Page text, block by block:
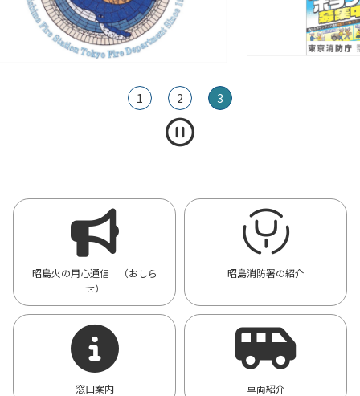
1 2 3
昭島火の用心通信 （おしら
せ）
昭島消防署の紹介
窓口案内 車両紹介